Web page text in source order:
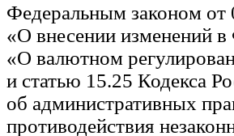
Федеральным законом
«О внесении изменений
«О валютном
и статью 15.25 Кодекса
об административных
противодействия